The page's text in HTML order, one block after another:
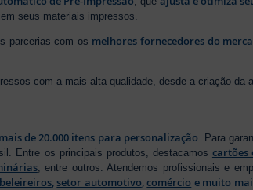
em seus materiais impressos.
parcerias com os melhores fornecedores do
com a mais alta qualidade, desde a criação da
mais de 20.000 itens para personalização . Para
Entre os principais produtos, destacamos cartões
, entre outros. Atendemos profissionais e
, setor automotivo,comércio e muito